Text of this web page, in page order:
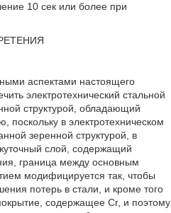
10 сек или более при
аспектами настоящего
электротехнический стальной
структурой, обладающий
поскольку в электротехническом
зеренной структурой, в
слой, содержащий
граница между основным
модифицируется так, чтобы
потерь в стали, и кроме того
содержащее Cr, и поэтому